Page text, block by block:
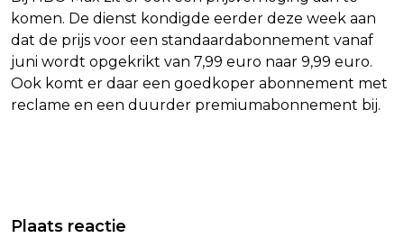
komen. De dienst kondigde eerder deze week aan
dat de prijs voor een standaardabonnement vanaf
juni wordt opgekrikt van 7,99 euro naar 9,99 euro.
Ook komt er daar een goedkoper abonnement met
reclame en een duurder premiumabonnement bij.
IN DE SPOTLIGHT INVESTOR TAMARA
Plaats reactie